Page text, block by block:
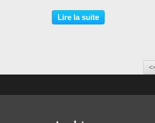
Lire la suite